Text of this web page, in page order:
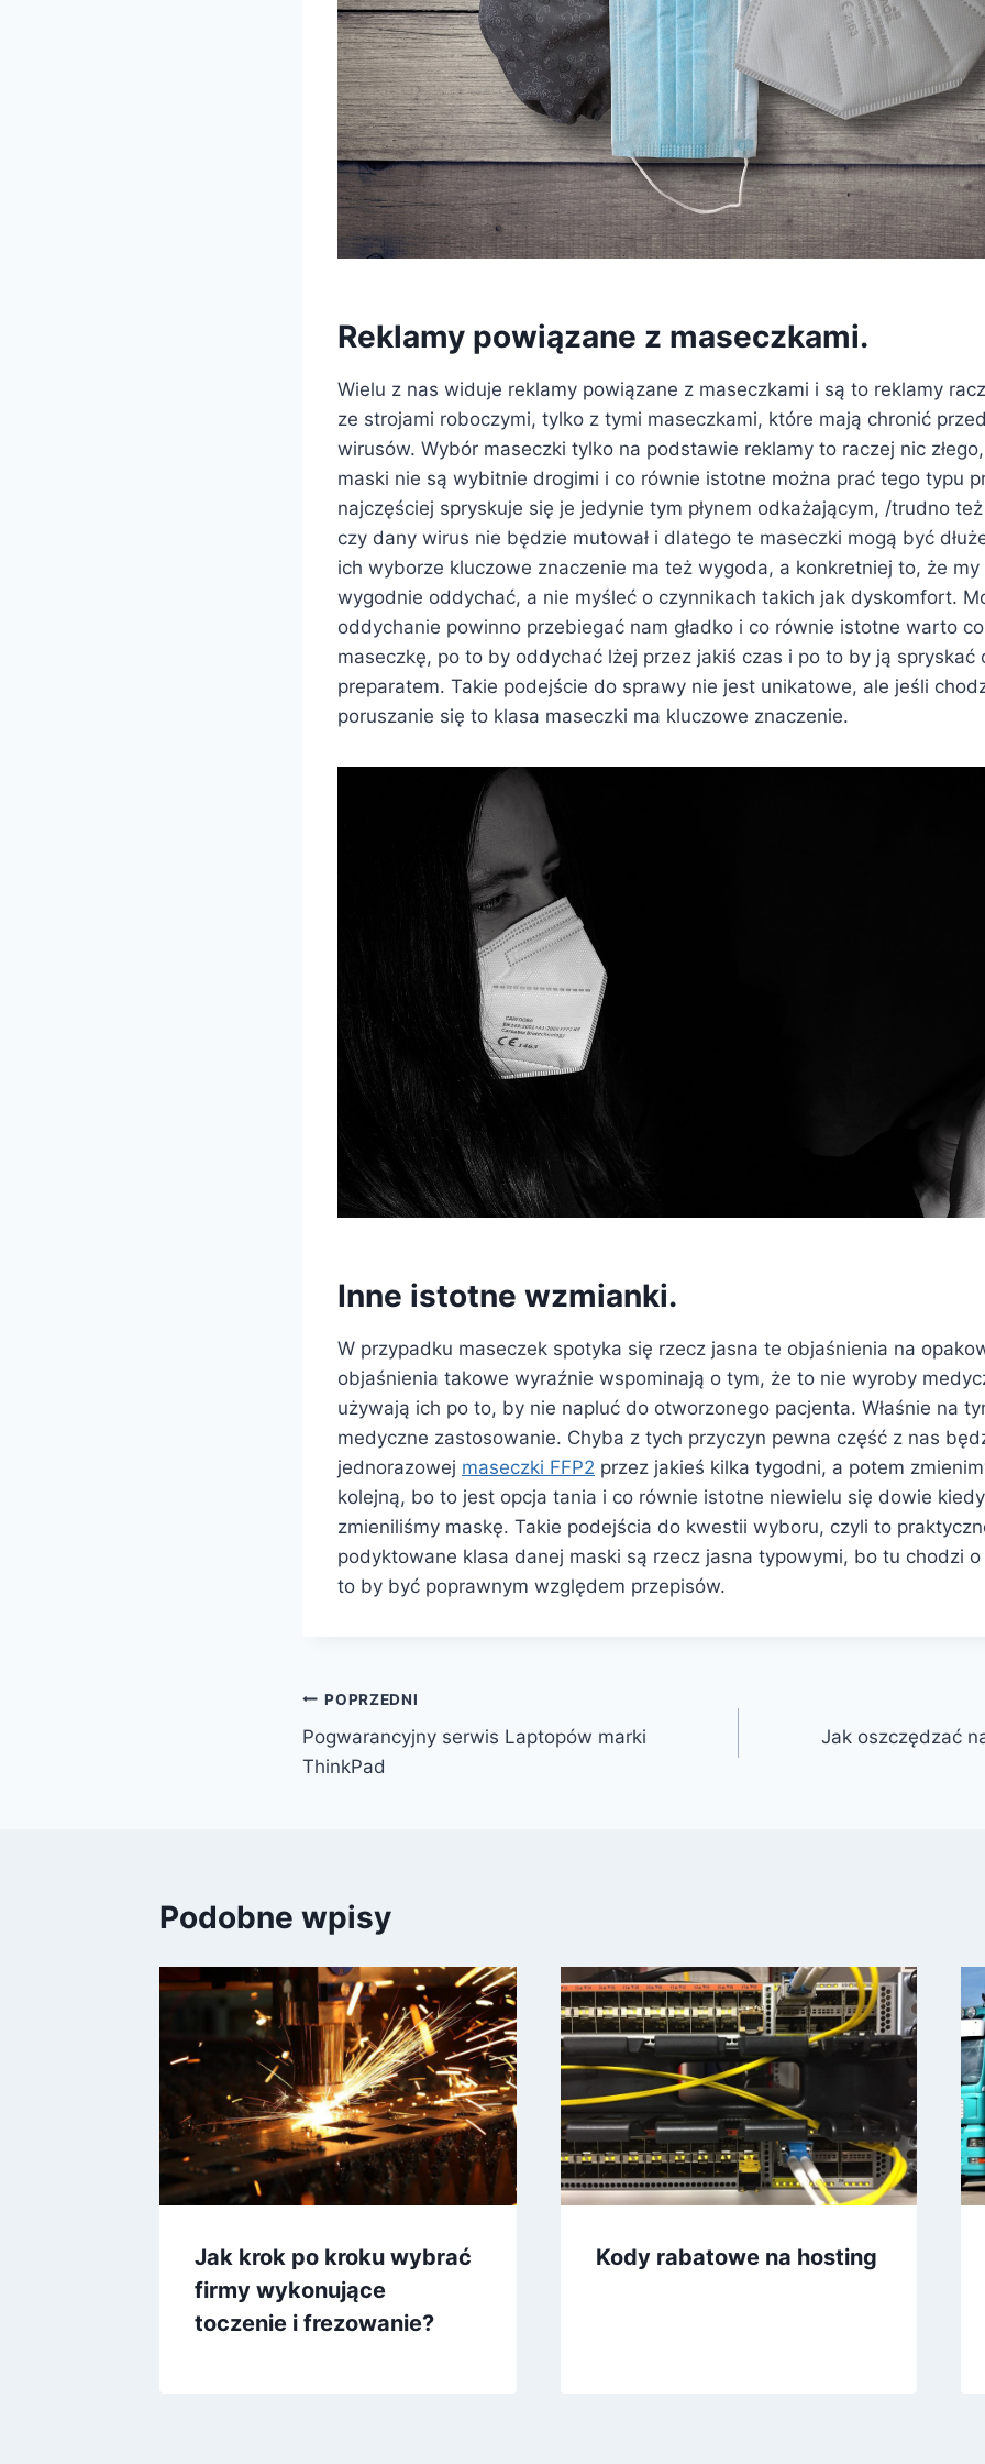
Reklamy powiązane z maseczkami.
Wielu z nas widuje reklamy powiązane z maseczkami i są to reklamy
ze strojami roboczymi, tylko z tymi maseczkami, które mają chronić
wirusów. Wybór maseczki tylko na podstawie reklamy to raczej nic
maski nie są wybitnie drogimi i co równie istotne można prać tego typu
najczęściej spryskuje się je jedynie tym płynem odkażającym, /trudno
czy dany wirus nie będzie mutował i dlatego te maseczki mogą być
ich wyborze kluczowe znaczenie ma też wygoda, a konkretniej to, że
wygodnie oddychać, a nie myśleć o czynnikach takich jak dyskomfort.
oddychanie powinno przebiegać nam gładko i co równie istotne warto
maseczkę, po to by oddychać lżej przez jakiś czas i po to by ją spryskać
preparatem. Takie podejście do sprawy nie jest unikatowe, ale jeśli
poruszanie się to klasa maseczki ma kluczowe znaczenie.
Inne istotne wzmianki.
W przypadku maseczek spotyka się rzecz jasna te objaśnienia na
objaśnienia takowe wyraźnie wspominają o tym, że to nie wyroby
używają ich po to, by nie napluć do otworzonego pacjenta. Właśnie na
medyczne zastosowanie. Chyba z tych przyczyn pewna część z nas
jednorazowej maseczki FFP2 przez jakieś kilka tygodni, a potem
kolejną, bo to jest opcja tania i co równie istotne niewielu się dowie
zmieniliśmy maskę. Takie podejścia do kwestii wyboru, czyli to
podyktowane klasa danej maski są rzecz jasna typowymi, bo tu chodzi
to by być poprawnym względem przepisów.
Nawigacja
wpisu
POPRZEDNI
Pogwarancyjny serwis Laptopów marki
ThinkPad
Jak oszczędzać
Podobne wpisy
Jak krok po kroku wybrać
firmy wykonujące
toczenie i frezowanie?
Kody rabatowe na hosting